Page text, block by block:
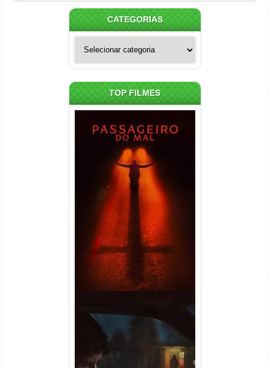
CATEGORIAS
TOP FILMES
Passageiro do Mal Torrent
(2026) WEB-DL 1080p Dual
Áudio